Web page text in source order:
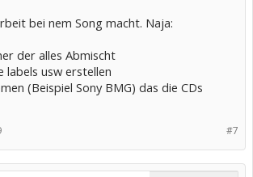
bei nem Song macht. Naja:
der alles Abmischt
labels usw erstellen
(Beispiel Sony BMG) das die CDs
#7